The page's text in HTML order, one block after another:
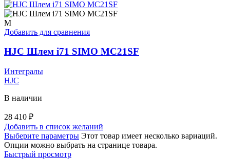
M
Добавить для сравнения
HJC Шлем i71 SIMO MC21SF
Интегралы
HJC
В наличии
28 410 ₽
Добавить в список желаний
Выберите параметры Этот товар имеет несколько вариаций.
Опции можно выбрать на странице товара.
Быстрый просмотр